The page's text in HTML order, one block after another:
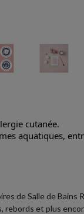
cutanée.
aquatiques,
de Salle de
rebords et plus